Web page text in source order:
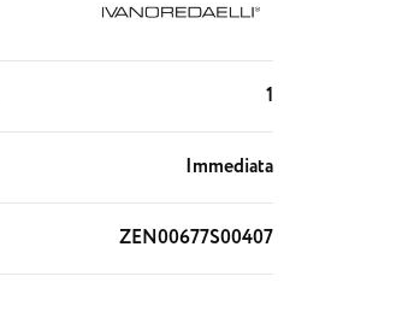
1
Immediata
ZEN00677S00407